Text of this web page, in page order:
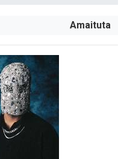
Amaituta